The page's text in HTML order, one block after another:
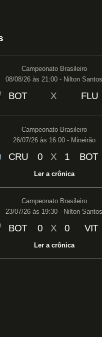
Campeonato Brasileiro
08/08/26 às 21:00 - Nilton Santos
BOT X FLU
Campeonato Brasileiro
26/07/26 às 16:00 - Mineirão
CRU 0 X 1 BOT
Ler a crônica
Campeonato Brasileiro
23/07/26 às 19:30 - Nilton Santos
BOT 0 X 0 VIT
Ler a crônica